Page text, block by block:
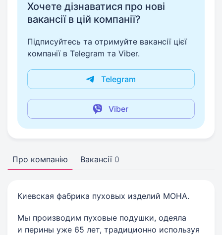
Хочете дізнаватися про нові
вакансії в цій компанії?
Підписуйтесь та отримуйте вакансії цієї
компанії в Telegram та Viber.
Telegram
Viber
Про компанію Вакансії 0
Киевская фабрика пуховых изделий МОНА.
Мы производим пуховые подушки, одеяла
и перины уже 65 лет, традиционно используя